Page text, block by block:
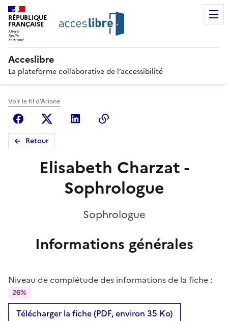
RÉPUBLIQUE
FRANÇAISE
Acceslibre
La plateforme collaborative de l’accessibilité
Voir le fil d'Ariane
FacebookX (anciennement Twitter)
Linkedin
Retour
Elisabeth Charzat -
Sophrologue
Sophrologue
Informations générales
Niveau de complétude des informations de la fiche :
26%
Télécharger la fiche (PDF, environ 35 Ko)